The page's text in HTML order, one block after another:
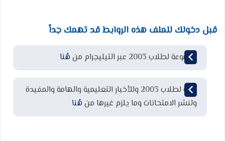
قبل دخولك للملف هذه الروابط قد تهمك جداً
مجموعة لطلاب 2003 عبر التيليجرام من هُنا
قناة لطلاب 2003 وللأخبار التعليمية والهامة والمفيدة
ولنشر الامتحانات وما يلزم غيرها من هُنا